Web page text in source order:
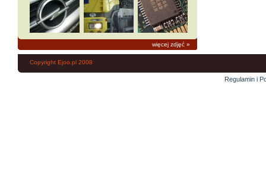
więcej zdjęć »
Copyright Ejoo.pl 2008
Regulamin i